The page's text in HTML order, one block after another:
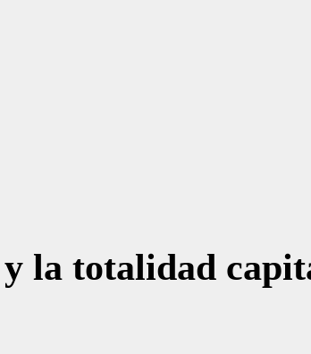
la totalidad